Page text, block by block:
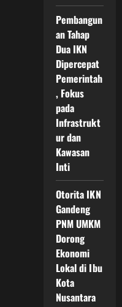
Pembangun
an Tahap
Dua IKN
Dipercepat
Pemerintah
, Fokus
pada
Infrastrukt
ur dan
Kawasan
Inti
Otorita IKN
Gandeng
PNM UMKM
Dorong
Ekonomi
Lokal di Ibu
Kota
Nusantara